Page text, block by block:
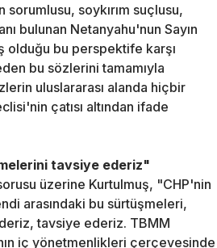
soykırım suçlusu,
bulunan Netanyahu'nun Sayın
olduğu bu perspektife karşı
bu sözlerini tamamıyla
uluslararası alanda hiçbir
çatısı altından ifade
tavsiye ederiz"
üzerine Kurtulmuş, "CHP'nin
arasındaki bu sürtüşmeleri,
tavsiye ederiz. TBMM
iç yönetmenlikleri çerçevesinde